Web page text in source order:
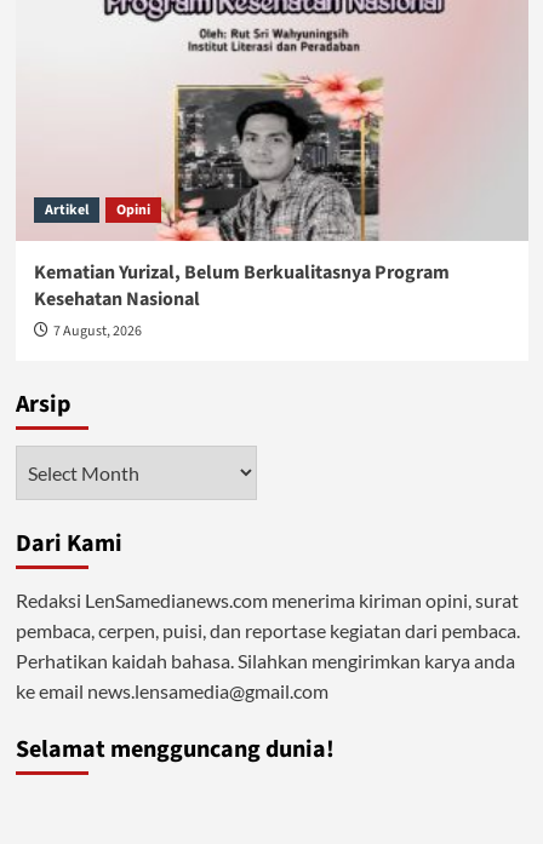
Artikel Opini
Kematian Yurizal, Belum Berkualitasnya Program
Kesehatan Nasional
7 August, 2026
Arsip
Dari Kami
Redaksi LenSamedianews.com menerima kiriman opini, surat
pembaca, cerpen, puisi, dan reportase kegiatan dari pembaca.
Perhatikan kaidah bahasa. Silahkan mengirimkan karya anda
ke email news.lensamedia@gmail.com
Selamat mengguncang dunia!